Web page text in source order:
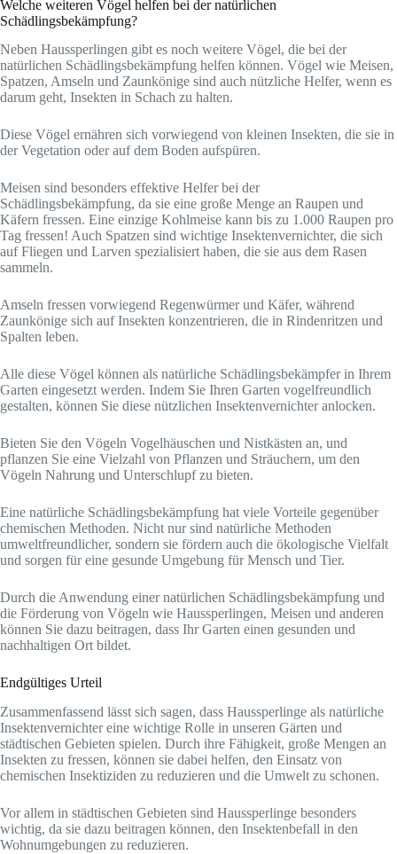
Welche weiteren Vögel helfen bei der natürlichen
Schädlingsbekämpfung?
Neben Haussperlingen gibt es noch weitere Vögel, die bei der
natürlichen Schädlingsbekämpfung helfen können. Vögel wie Meisen,
Spatzen, Amseln und Zaunkönige sind auch nützliche Helfer, wenn es
darum geht, Insekten in Schach zu halten.
Diese Vögel ernähren sich vorwiegend von kleinen Insekten, die sie in
der Vegetation oder auf dem Boden aufspüren.
Meisen sind besonders effektive Helfer bei der
Schädlingsbekämpfung, da sie eine große Menge an Raupen und
Käfern fressen. Eine einzige Kohlmeise kann bis zu 1.000 Raupen pro
Tag fressen! Auch Spatzen sind wichtige Insektenvernichter, die sich
auf Fliegen und Larven spezialisiert haben, die sie aus dem Rasen
sammeln.
Amseln fressen vorwiegend Regenwürmer und Käfer, während
Zaunkönige sich auf Insekten konzentrieren, die in Rindenritzen und
Spalten leben.
Alle diese Vögel können als natürliche Schädlingsbekämpfer in Ihrem
Garten eingesetzt werden. Indem Sie Ihren Garten vogelfreundlich
gestalten, können Sie diese nützlichen Insektenvernichter anlocken.
Bieten Sie den Vögeln Vogelhäuschen und Nistkästen an, und
pflanzen Sie eine Vielzahl von Pflanzen und Sträuchern, um den
Vögeln Nahrung und Unterschlupf zu bieten.
Eine natürliche Schädlingsbekämpfung hat viele Vorteile gegenüber
chemischen Methoden. Nicht nur sind natürliche Methoden
umweltfreundlicher, sondern sie fördern auch die ökologische Vielfalt
und sorgen für eine gesunde Umgebung für Mensch und Tier.
Durch die Anwendung einer natürlichen Schädlingsbekämpfung und
die Förderung von Vögeln wie Haussperlingen, Meisen und anderen
können Sie dazu beitragen, dass Ihr Garten einen gesunden und
nachhaltigen Ort bildet.
Endgültiges Urteil
Zusammenfassend lässt sich sagen, dass Haussperlinge als natürliche
Insektenvernichter eine wichtige Rolle in unseren Gärten und
städtischen Gebieten spielen. Durch ihre Fähigkeit, große Mengen an
Insekten zu fressen, können sie dabei helfen, den Einsatz von
chemischen Insektiziden zu reduzieren und die Umwelt zu schonen.
Vor allem in städtischen Gebieten sind Haussperlinge besonders
wichtig, da sie dazu beitragen können, den Insektenbefall in den
Wohnumgebungen zu reduzieren.